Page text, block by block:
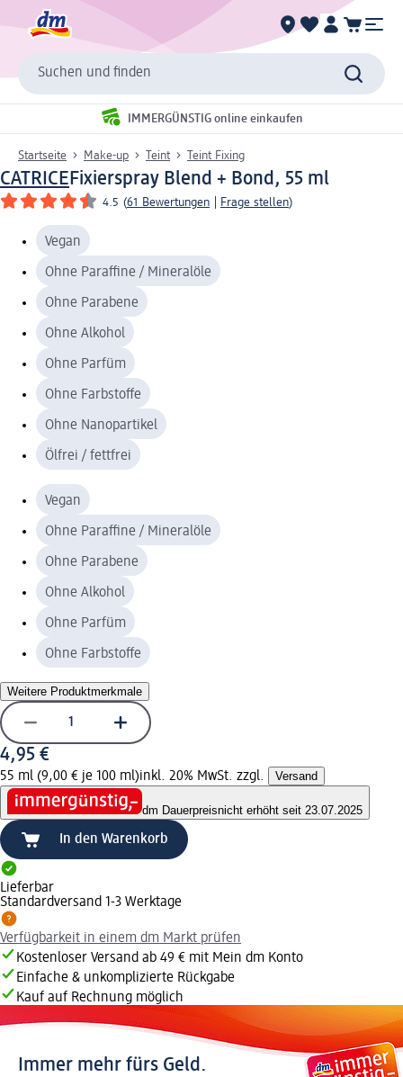
Suchen und finden
IMMERGÜNSTIG online einkaufen
Startseite Make-up Teint Teint Fixing
CATRICEFixierspray Blend + Bond, 55 ml
4.5 (61 Bewertungen Frage stellen)
Vegan
Ohne Paraffine / Mineralöle
Ohne Parabene
Ohne Alkohol
Ohne Parfüm
Ohne Farbstoffe
Ohne Nanopartikel
Ölfrei / fettfrei
Vegan
Ohne Paraffine / Mineralöle
Ohne Parabene
Ohne Alkohol
Ohne Parfüm
Ohne Farbstoffe
Weitere Produktmerkmale
4,95 €
55 ml (9,00 € je 100 ml)inkl. 20% MwSt. zzgl. Versand
dm Dauerpreisnicht erhöht seit 23.07.2025
In den Warenkorb
Lieferbar
Standardversand 1-3 Werktage
Verfügbarkeit in einem dm Markt prüfen
Kostenloser Versand ab 49 € mit Mein dm Konto
Einfache & unkomplizierte Rückgabe
Kauf auf Rechnung möglich
Immer mehr fürs Geld.